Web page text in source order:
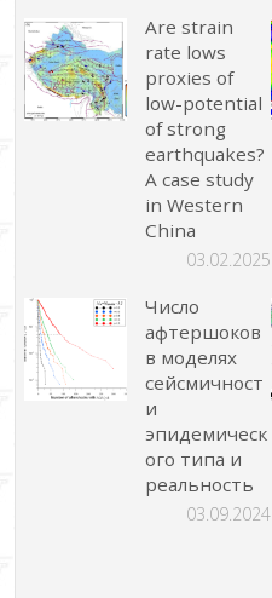
Are strain
rate lows
proxies of
low-potential
of strong
earthquakes?
A case study
in Western
China
03.02.2025
Число
афтершоков
в моделях
сейсмичност
и
эпидемическ
ого типа и
реальность
03.09.2024